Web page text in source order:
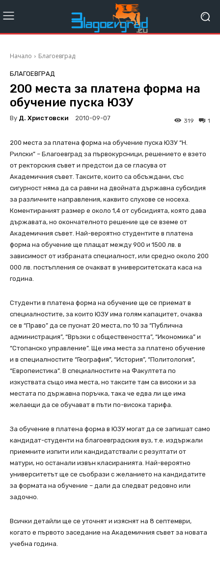
Начало Благоевград
БЛАГОЕВГРАД
200 места за платена форма на
обучение пуска ЮЗУ
By Д. Христовски 2010-09-07 1
319
200 места за платена форма на обучение пуска ЮЗУ “Н.
Рилски” – Благоевград за първокурсници, решението е взето
от ректорския съвет и предстои да се гласува от
Академичния съвет. Таксите, които са обсъждани, със
сигурност няма да са равни на двойната държавна субсидия
за различните направления, каквито слухове се носеха.
Коментираният размер е около 1,4 от субсидията, която дава
държавата, но окончателното решение ще се вземе от
Академичния съвет. Най-вероятно студентите в платена
форма на обучение ще плащат между 900 и 1500 лв. в
зависимост от избраната специалност, или средно около 200
000 лв. постъпления се очакват в университетската каса на
година.
Студенти в платена форма на обучение ще се приемат в
специалностите, за които ЮЗУ има голям капацитет, очаква
се в “Право” да се пуснат 20 места, по 10 за “Публична
администрация”, “Връзки с обществеността”, “Икономика” и
“Стопанско управление”. Ще има места за платено обучение
и в специалностите “География”, “История”, “Политология”,
“Европеистика”. В специалностите на Факултета по
изкуствата също има места, но таксите там са високи и за
местата по държавна поръчка, така че едва ли ще има
желаещи да се обучават в пъти по-висока тарифа.
За обучение в платена форма в ЮЗУ могат да се запишат само
кандидат-студенти на благоевградския вуз, т.е. издържали
приемните изпити или кандидатствали с резултати от
матури, но останали извън класиранията. Най-вероятно
университетът ще се съобрази с желанието на кандидатите
за формата на обучение – дали да следват редовно или
задочно.
Всички детайли ще се уточнят и изяснят на 8 септември,
когато е първото заседание на Академичния съвет за новата
учебна година.